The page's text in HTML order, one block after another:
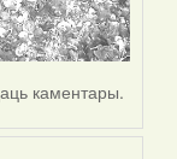
каментары.